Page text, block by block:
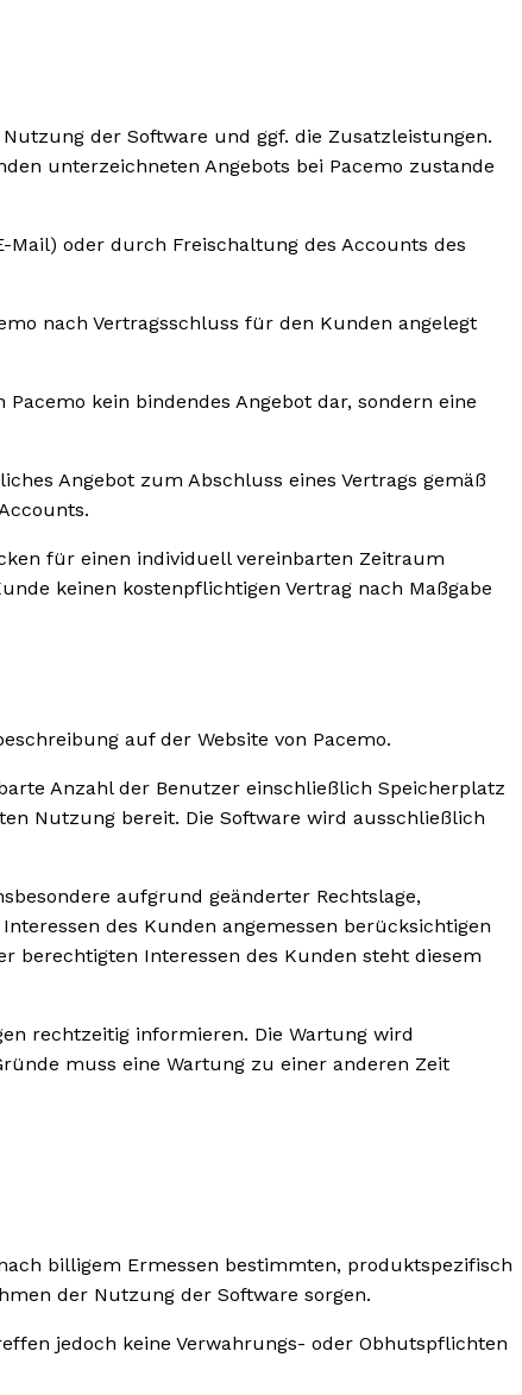
der Software und ggf. die Zusatzleistungen.
unterzeichneten Angebots bei Pacemo zustande
oder durch Freischaltung des Accounts des
nach Vertragsschluss für den Kunden angelegt
kein bindendes Angebot dar, sondern eine
Angebot zum Abschluss eines Vertrags gemäß
für einen individuell vereinbarten Zeitraum
keinen kostenpflichtigen Vertrag nach Maßgabe
auf der Website von Pacemo.
Anzahl der Benutzer einschließlich Speicherplatz
Nutzung bereit. Die Software wird ausschließlich
aufgrund geänderter Rechtslage,
des Kunden angemessen berücksichtigen
berechtigten Interessen des Kunden steht diesem
rechtzeitig informieren. Die Wartung wird
muss eine Wartung zu einer anderen Zeit
billigem Ermessen bestimmten, produktspezifisch
der Nutzung der Software sorgen.
jedoch keine Verwahrungs- oder Obhutspflichten